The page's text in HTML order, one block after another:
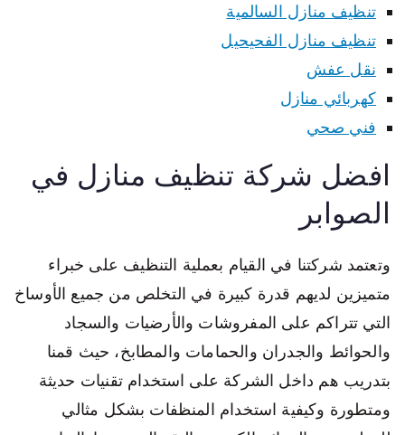
تنظيف منازل السالمية
تنظيف منازل الفحيحيل
نقل عفش
كهربائي منازل
فني صحي
افضل شركة تنظيف منازل في
الصوابر
وتعتمد شركتنا في القيام بعملية التنظيف على خبراء
متميزين لديهم قدرة كبيرة في التخلص من جميع الأوساخ
التي تتراكم على المفروشات والأرضيات والسجاد
والحوائط والجدران والحمامات والمطابخ، حيث قمنا
بتدريب هم داخل الشركة على استخدام تقنيات حديثة
ومتطورة وكيفية استخدام المنظفات بشكل مثالي